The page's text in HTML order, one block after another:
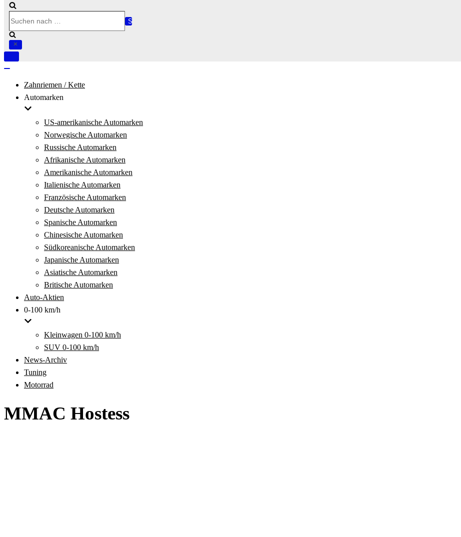
nach …
Navigation
Zahnriemen / Kette
Automarken
US-amerikanische Automarken
Norwegische Automarken
Russische Automarken
Afrikanische Automarken
Amerikanische Automarken
Italienische Automarken
Französische Automarken
Deutsche Automarken
Spanische Automarken
Chinesische Automarken
Südkoreanische Automarken
Japanische Automarken
Asiatische Automarken
Britische Automarken
Auto-Aktien
0-100 km/h
Kleinwagen 0-100 km/h
SUV 0-100 km/h
News-Archiv
Tuning
Motorrad
MMAC Hostess